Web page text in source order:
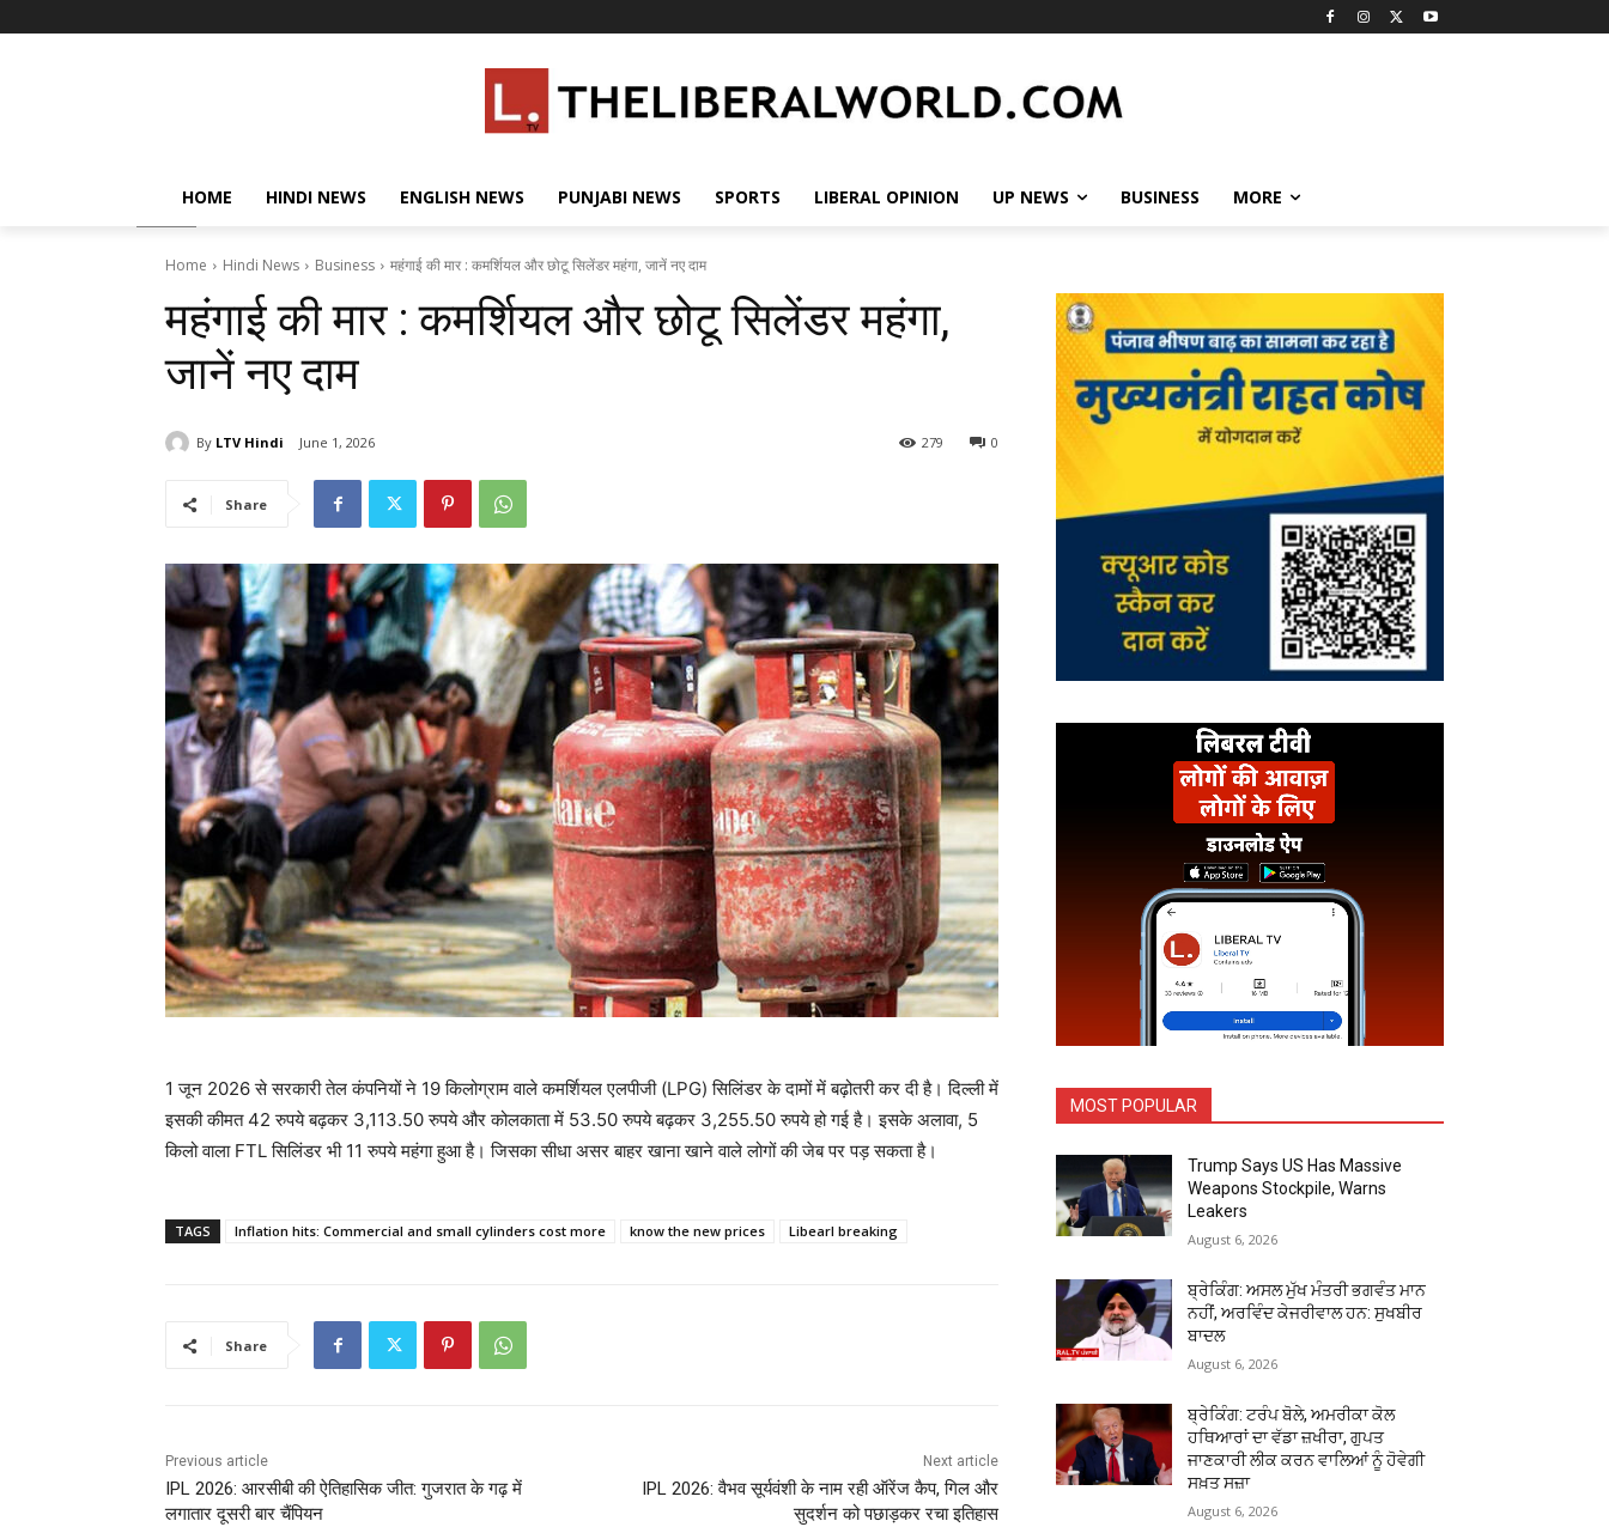
HOME HINDI NEWS ENGLISH NEWS PUNJABI NEWS SPORTS LIBERAL OPINION UP NEWS BUSINESS MORE
Home Hindi News Business महंगाई की मार : कमर्शियल और छोटू सिलेंडर महंगा, जानें नए दाम
महंगाई की मार : कमर्शियल और छोटू सिलेंडर महंगा,
जानें नए दाम
By LTV Hindi June 1, 2026 0
279
Share
1 जून 2026 से सरकारी तेल कंपनियों ने 19 किलोग्राम वाले कमर्शियल एलपीजी (LPG) सिलिंडर के दामों में बढ़ोतरी कर दी है। दिल्ली में
इसकी कीमत 42 रुपये बढ़कर 3,113.50 रुपये और कोलकाता में 53.50 रुपये बढ़कर 3,255.50 रुपये हो गई है। इसके अलावा, 5
किलो वाला FTL सिलिंडर भी 11 रुपये महंगा हुआ है। जिसका सीधा असर बाहर खाना खाने वाले लोगों की जेब पर पड़ सकता है।
TAGS Inflation hits: Commercial and small cylinders cost more know the new prices Libearl breaking
Share
Previous article
IPL 2026: आरसीबी की ऐतिहासिक जीत: गुजरात के गढ़ में
लगातार दूसरी बार चैंपियन
Next article
IPL 2026: वैभव सूर्यवंशी के नाम रही ऑरेंज कैप, गिल और
सुदर्शन को पछाड़कर रचा इतिहास
MOST POPULAR
Trump Says US Has Massive
Weapons Stockpile, Warns
Leakers
August 6, 2026
ਬ੍ਰੇਕਿੰਗ: ਅਸਲ ਮੁੱਖ ਮੰਤਰੀ ਭਗਵੰਤ ਮਾਨ
ਨਹੀਂ, ਅਰਵਿੰਦ ਕੇਜਰੀਵਾਲ ਹਨ: ਸੁਖਬੀਰ
ਬਾਦਲ
August 6, 2026
ਬ੍ਰੇਕਿੰਗ: ਟਰੰਪ ਬੋਲੇ, ਅਮਰੀਕਾ ਕੋਲ
ਹਥਿਆਰਾਂ ਦਾ ਵੱਡਾ ਜ਼ਖੀਰਾ, ਗੁਪਤ
ਜਾਣਕਾਰੀ ਲੀਕ ਕਰਨ ਵਾਲਿਆਂ ਨੂੰ ਹੋਵੇਗੀ
ਸਖ਼ਤ ਸਜ਼ਾ
August 6, 2026